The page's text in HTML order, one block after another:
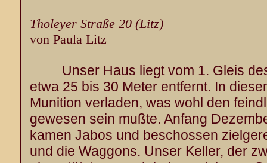
Tholeyer Straße 20 (Litz)
von Paula Litz
Unser Haus liegt vom 1. Gleis
etwa 25 bis 30 Meter entfernt. In
Munition verladen, was wohl den
gewesen sein mußte. Anfang
kamen Jabos und beschossen
und die Waggons. Unser Keller, der